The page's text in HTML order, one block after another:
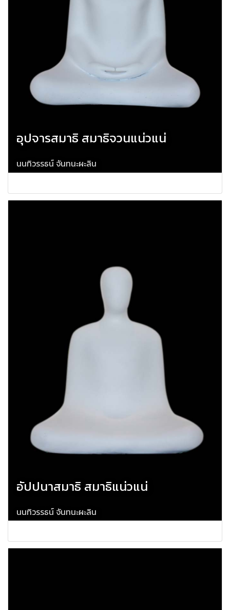
อุปจารสมาธิ สมาธิจวนแน่วแน่
นนทิวรรธน์ จันทนะผะลิน
อัปปนาสมาธิ สมาธิแน่วแน่
นนทิวรรธน์ จันทนะผะลิน